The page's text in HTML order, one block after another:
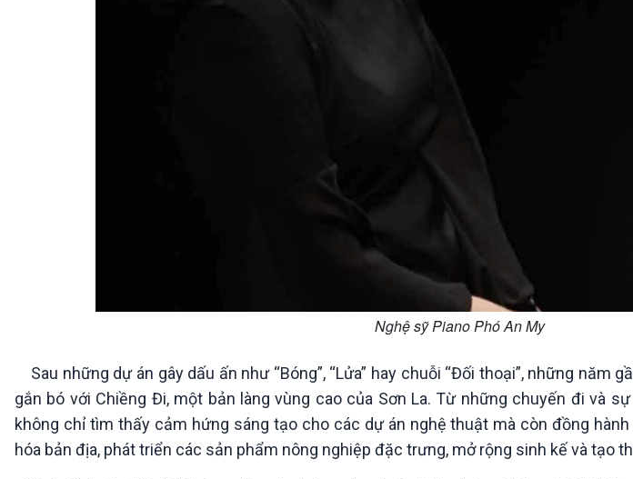
Nghệ sỹ Piano Phó An My
Sau những dự án gây dấu ấn như “Bóng”, “Lửa” hay chuỗi “Đối thoại”, những năm
gắn bó với Chiềng Đi, một bản làng vùng cao của Sơn La. Từ những chuyến đi và
không chỉ tìm thấy cảm hứng sáng tạo cho các dự án nghệ thuật mà còn đồng
hóa bản địa, phát triển các sản phẩm nông nghiệp đặc trưng, mở rộng sinh kế và tạo